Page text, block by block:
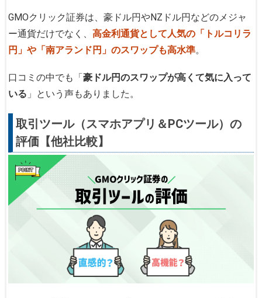
GMOクリック証券は、豪ドル円やNZドル円などのメジャ
ー通貨だけでなく、高金利通貨として人気の「トルコリラ
円」や「南アランド円」のスワップも高水準。
口コミの中でも「豪ドル円のスワップが高くて気に入って
いる 」という声もありました。
取引ツール（スマホアプリ＆PCツール）の
評価【他社比較】